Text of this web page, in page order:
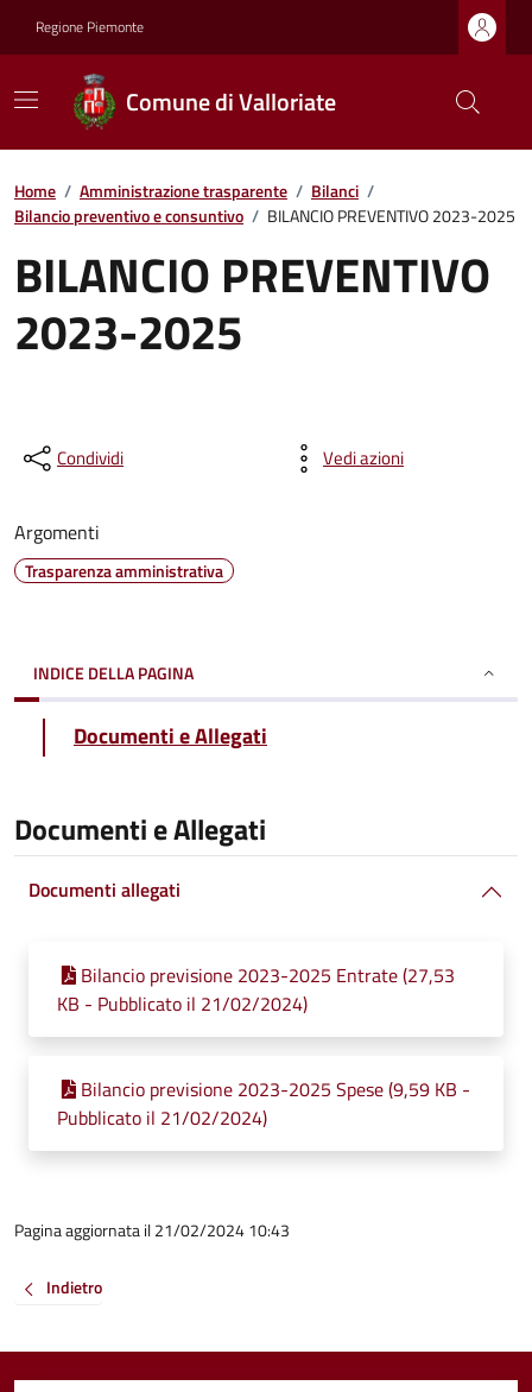
Regione Piemonte
Comune di Valloriate
Home / Amministrazione trasparente / Bilanci /
Bilancio preventivo e consuntivo / BILANCIO PREVENTIVO 2023-2025
BILANCIO PREVENTIVO
2023-2025
Condividi Vedi azioni
Argomenti
Trasparenza amministrativa
INDICE DELLA PAGINA
Documenti e Allegati
Documenti e Allegati
Documenti allegati
Bilancio previsione 2023-2025 Entrate (27,53
KB - Pubblicato il 21/02/2024)
Bilancio previsione 2023-2025 Spese (9,59 KB -
Pubblicato il 21/02/2024)
Pagina aggiornata il 21/02/2024 10:43
Indietro